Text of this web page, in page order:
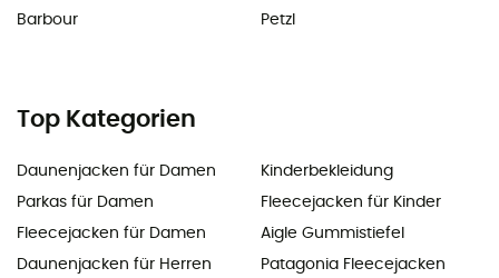
Barbour
Petzl
Top Kategorien
Daunenjacken für Damen
Parkas für Damen
Fleecejacken für Damen
Daunenjacken für Herren
Kinderbekleidung
Fleecejacken für Kinder
Aigle Gummistiefel
Patagonia Fleecejacken